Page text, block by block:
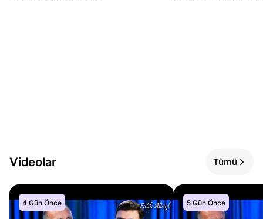
Videolar Tümü
4 Gün Önce 5 Gün Önce